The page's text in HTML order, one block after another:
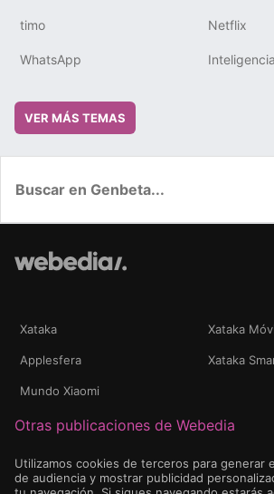
timo Netflix
WhatsApp
VER MÁS TEMAS
Xataka Xataka
Applesfera Xataka
Mundo Xiaomi
Otras publicaciones de Webedia
Utilizamos cookies de terceros para generar
de audiencia y mostrar publicidad